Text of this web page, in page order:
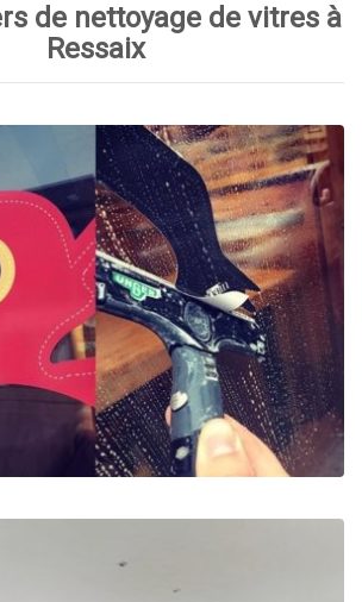
de nettoyage de vitres à
Ressaix